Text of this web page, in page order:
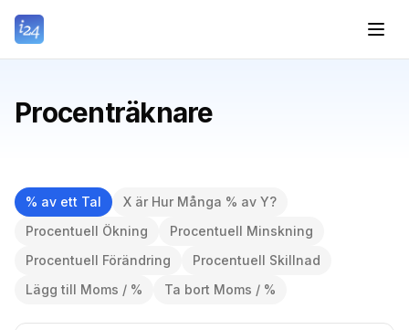
Procenträknare
% av ett Tal
X är Hur Många % av Y?
Procentuell Ökning
Procentuell Minskning
Procentuell Förändring
Procentuell Skillnad
Lägg till Moms / %
Ta bort Moms / %